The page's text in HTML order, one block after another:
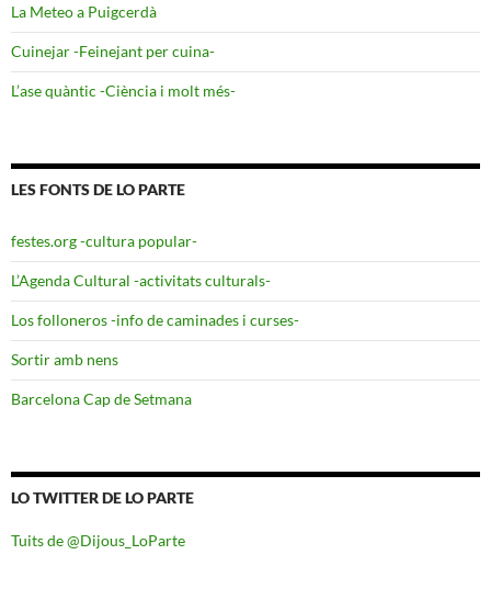
La Meteo a Puigcerdà
Cuinejar -Feinejant per cuina-
L’ase quàntic -Ciència i molt més-
LES FONTS DE LO PARTE
festes.org -cultura popular-
L’Agenda Cultural -activitats culturals-
Los folloneros -info de caminades i curses-
Sortir amb nens
Barcelona Cap de Setmana
LO TWITTER DE LO PARTE
Tuits de @Dijous_LoParte